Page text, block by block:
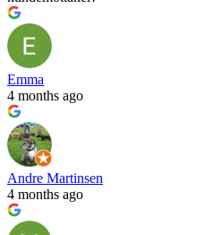
Emma
4 months ago
Andre Martinsen
4 months ago